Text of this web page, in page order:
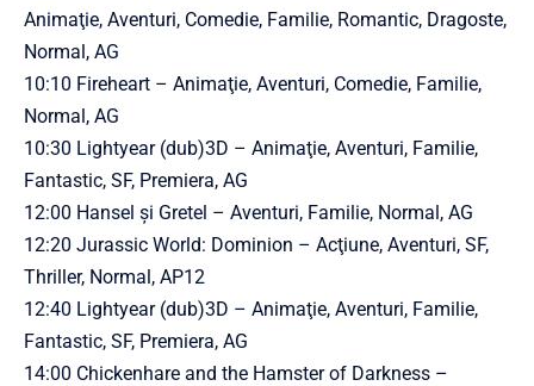
Animaţie, Aventuri, Comedie, Familie, Romantic, Dragoste,
Normal, AG
10:10 Fireheart – Animaţie, Aventuri, Comedie, Familie,
Normal, AG
10:30 Lightyear (dub)3D – Animaţie, Aventuri, Familie,
Fantastic, SF, Premiera, AG
12:00 Hansel și Gretel – Aventuri, Familie, Normal, AG
12:20 Jurassic World: Dominion – Acţiune, Aventuri, SF,
Thriller, Normal, AP12
12:40 Lightyear (dub)3D – Animaţie, Aventuri, Familie,
Fantastic, SF, Premiera, AG
14:00 Chickenhare and the Hamster of Darkness –